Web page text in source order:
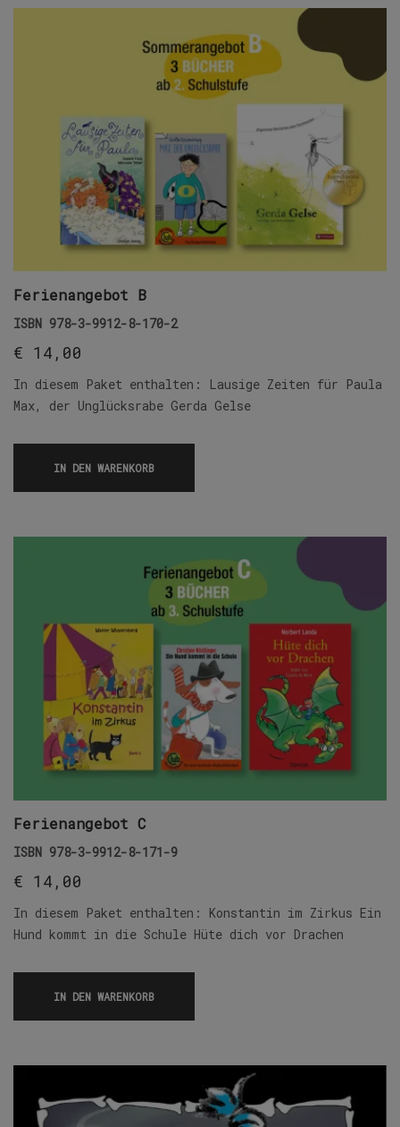
Ferienangebot B
ISBN 978-3-9912-8-170-2
€ 14,00
In diesem Paket enthalten: Lausige Zeiten für Paula
Max, der Unglücksrabe Gerda Gelse
IN DEN WARENKORB
Ferienangebot C
ISBN 978-3-9912-8-171-9
€ 14,00
In diesem Paket enthalten: Konstantin im Zirkus Ein
Hund kommt in die Schule Hüte dich vor Drachen
IN DEN WARENKORB